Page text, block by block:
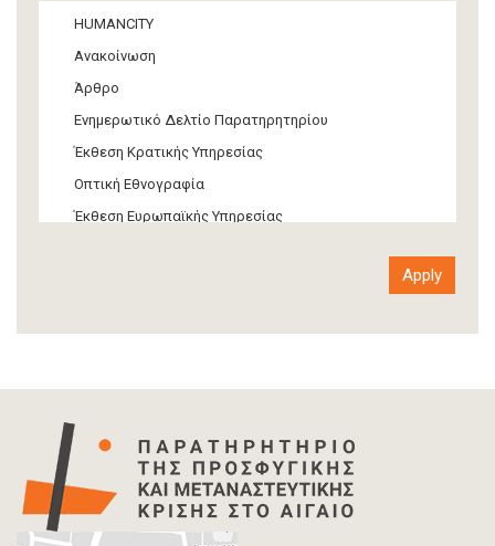
ΜΜΕ
Θεσμικές ρυθμίσεις
Υποστήριξη Προσφύγων και Μεταναστών
Υλικός πολιτισμός
Τέχνη
HUMANCITY
Ανακοίνωση
Άρθρο
Ενημερωτικό Δελτίο Παρατηρητηρίου
Έκθεση Κρατικής Υπηρεσίας
Οπτική Εθνογραφία
Έκθεση Ευρωπαϊκής Υπηρεσίας
Info-graphic
Επιστολή
Συνέντευξη